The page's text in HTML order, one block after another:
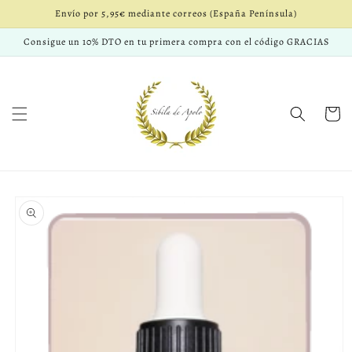
directamente
al contenido
Envío por 5,95€ mediante correos (España Península)
Consigue un 10% DTO en tu primera compra con el código GRACIAS
Carrito
directamente
a la
información